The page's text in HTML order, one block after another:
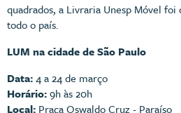
quadrados, a Livraria Unesp Móvel
todo o país.
LUM na cidade de São Paulo
Data:4 a 24 de março
Horário:9h às 20h
Local: Praça Oswaldo Cruz - Paraíso